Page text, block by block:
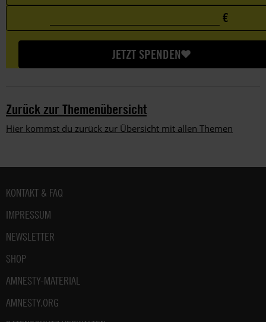
€
€
Custom
amount
JETZT SPENDEN
Zurück zur Themenübersicht
Hier kommst du zurück zur Übersicht mit allen Themen
Fußbereich
KONTAKT & FAQ
IMPRESSUM
NEWSLETTER
SHOP
AMNESTY-MATERIAL
AMNESTY.ORG